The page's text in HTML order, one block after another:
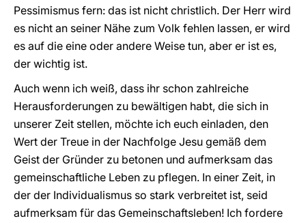
Pessimismus fern: das ist nicht christlich. Der Herr wird
es nicht an seiner Nähe zum Volk fehlen lassen, er wird
es auf die eine oder andere Weise tun, aber er ist es,
der wichtig ist.
Auch wenn ich weiß, dass ihr schon zahlreiche
Herausforderungen zu bewältigen habt, die sich in
unserer Zeit stellen, möchte ich euch einladen, den
Wert der Treue in der Nachfolge Jesu gemäß dem
Geist der Gründer zu betonen und aufmerksam das
gemeinschaftliche Leben zu pflegen. In einer Zeit, in
der der Individualismus so stark verbreitet ist, seid
aufmerksam für das Gemeinschaftsleben! Ich fordere